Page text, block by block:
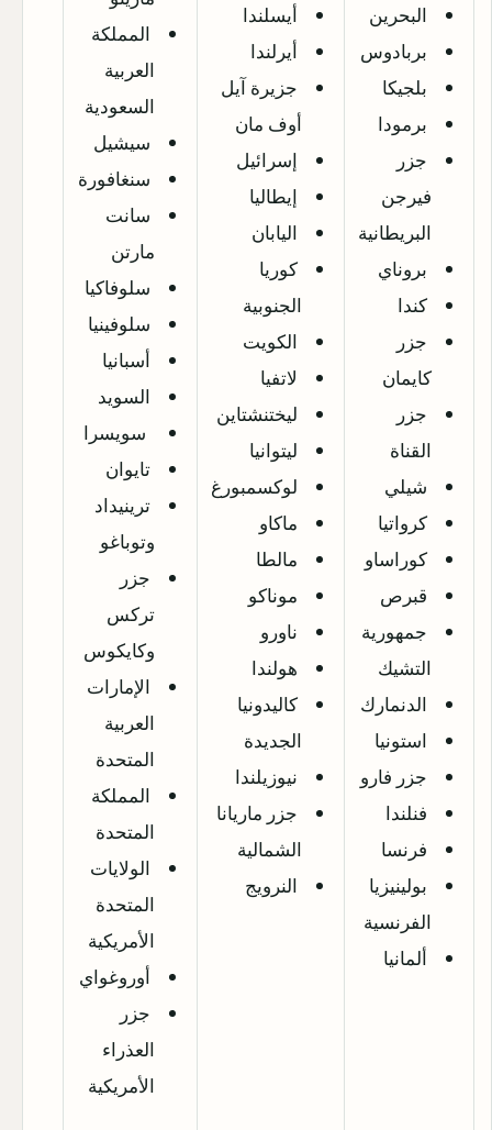
البحرين
بربادوس
بلجيكا
برمودا
جزر
فيرجن
البريطانية
بروناي
كندا
جزر
كايمان
جزر
القناة
شيلي
كرواتيا
كوراساو
قبرص
جمهورية
التشيك
الدنمارك
استونيا
جزر فارو
فنلندا
فرنسا
بولينيزيا
الفرنسية
ألمانيا
أيسلندا
أيرلندا
جزيرة آيل
أوف مان
إسرائيل
إيطاليا
اليابان
كوريا
الجنوبية
الكويت
لاتفيا
ليختنشتاين
ليتوانيا
لوكسمبورغ
ماكاو
مالطا
موناكو
ناورو
هولندا
كاليدونيا
الجديدة
نيوزيلندا
جزر ماريانا
الشمالية
النرويج
المملكة
العربية
السعودية
سيشيل
سنغافورة
سانت
مارتن
سلوفاكيا
سلوفينيا
أسبانيا
السويد
سويسرا
تايوان
ترينيداد
وتوباغو
جزر
تركس
وكايكوس
الإمارات
العربية
المتحدة
المملكة
المتحدة
الولايات
المتحدة
الأمريكية
أوروغواي
جزر
العذراء
الأمريكية